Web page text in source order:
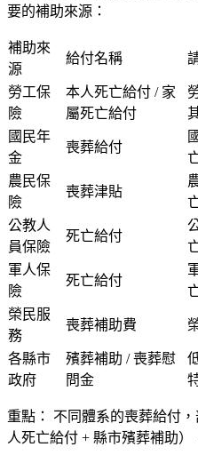
要的補助來源：
補助來
源
給付名稱
勞工保
險
本人死亡給付 / 家
屬死亡給付
國民年
金
喪葬給付
農民保
險
喪葬津貼
公教人
員保險
死亡給付
軍人保
險
死亡給付
榮民服
務
喪葬補助費
各縣市
政府
殯葬補助 / 喪葬慰
問金
重點： 不同體系的喪葬給付
人死亡給付 + 縣市殯葬補助